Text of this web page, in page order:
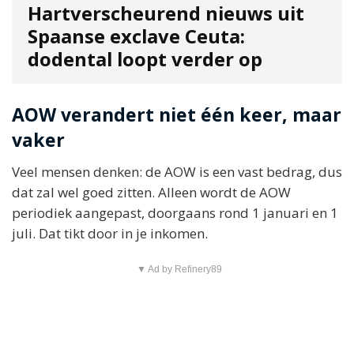
Hartverscheurend nieuws uit
Spaanse exclave Ceuta:
dodental loopt verder op
AOW verandert niet één keer, maar
vaker
Veel mensen denken: de AOW is een vast bedrag, dus
dat zal wel goed zitten. Alleen wordt de AOW
periodiek aangepast, doorgaans rond 1 januari en 1
juli. Dat tikt door in je inkomen.
▼ Ad by Refinery89